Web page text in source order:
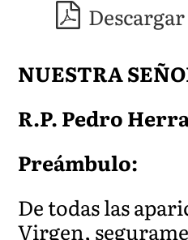
NUESTRA
R.P. Pedro
Preámbulo:
De todas las
Virgen,